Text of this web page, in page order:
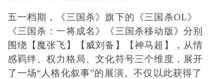
五一档期，《三国杀》旗下的《三国杀OL》
《三国杀：一将成名》《三国杀移动版》分别
围绕【魔张飞】【威刘备】【神马超 】，从情
感羁绊、权力格局、文化符号三个维度，展开
了一场“人格化叙事”的展演。不仅以此获得了